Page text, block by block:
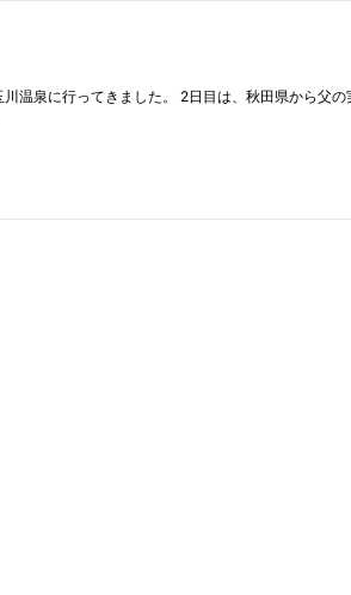
泉に行ってきました。 2日目は、秋田県から父